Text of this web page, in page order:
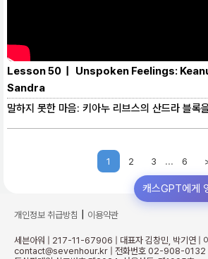
Lesson 50 | Unspoken Feelings:
Sandra
말하지 못한 마음: 키아누 리브스의 산드라 블록
1 2 3 ... 6
개인정보 취급방침 이용약관
세븐아워 | 217-11-67906 | 대표자 김창민, 박기연 |
contact@sevenhour.kr | 전화번호 02-908-0132
캐스GPT에게